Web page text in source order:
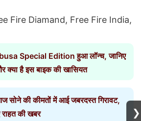
Fire Diamand, Free Fire India,
Special Edition हुआ लॉन्च, जानिए
क्या है इस बाइक की खासियत
की कीमतों में आई जबरदस्त गिरावट,
राहत की खबर
❯